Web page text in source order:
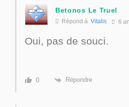
Betonos Le Truel
Répond à Vitalis 6
Oui, pas de souci.
0 Répondre